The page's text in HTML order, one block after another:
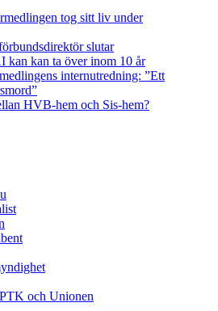
tog sitt liv under
slutar
kan kan ta över inom 10 år
internutredning: ”Ett
HVB-hem och Sis-hem?
och Unionen